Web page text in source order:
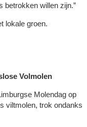
betrokken willen zijn.”
lokale groen.
Volmolen
Molendag op
viltmolen, trok ondanks